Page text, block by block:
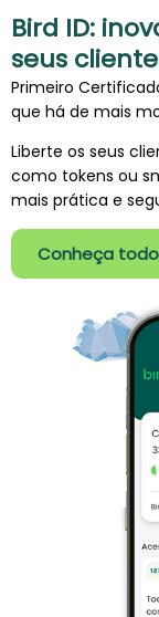
Bird ID:
seus
Primeiro
que há de mais
Liberte os seus
como tokens ou
mais prática e
Conheça